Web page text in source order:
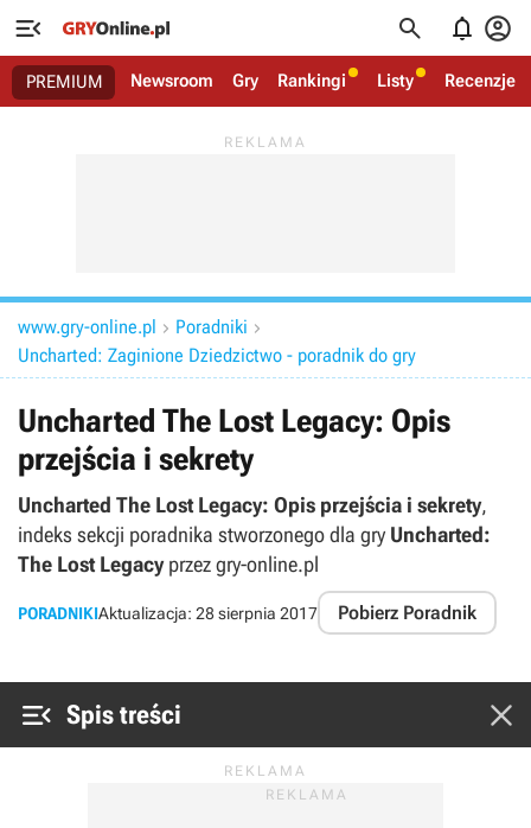
   
PREMIUM Newsroom Gry Rankingi Listy Recenzje
www.gry-online.pl  Poradniki 
Uncharted: Zaginione Dziedzictwo - poradnik do gry
Uncharted The Lost Legacy: Opis
przejścia i sekrety
Uncharted The Lost Legacy: Opis przejścia i sekrety,
indeks sekcji poradnika stworzonego dla gry Uncharted:
The Lost Legacyprzez gry-online.pl
PORADNIKIAktualizacja: 28 sierpnia 2017 Pobierz Poradnik
 Spis treści 